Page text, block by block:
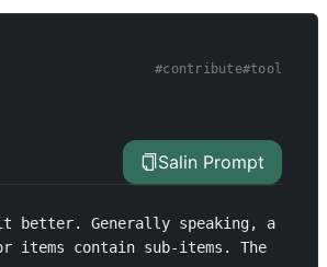
#contribute#tool
Salin Prompt
better. Generally speaking, a
items contain sub-items. The